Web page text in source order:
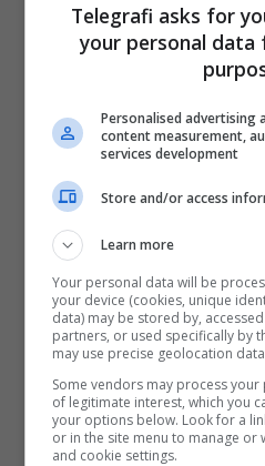
Telegrafi asks for
your personal
Personalised advertising
content measurement,
services development
Store and/or access
Learn more
Your personal data will be
your device (cookies, unique
data) may be stored by,
partners, or used specifically by
may use precise geolocation
Some vendors may process
of legitimate interest, which you
your options below. Look for a
or in the site menu to manage or
and cookie settings.